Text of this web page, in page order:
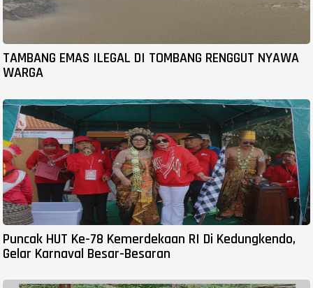
TAMBANG EMAS ILEGAL DI TOMBANG RENGGUT NYAWA
WARGA
Puncak HUT Ke-78 Kemerdekaan RI Di Kedungkendo,
Gelar Karnaval Besar-Besaran